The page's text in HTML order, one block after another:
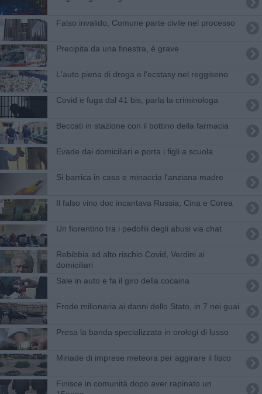
Falso invalido, Comune parte civile nel processo
Precipita da una finestra, è grave
L'auto piena di droga e l'ecstasy nel reggiseno
Covid e fuga dal 41 bis, parla la criminologa
Beccati in stazione con il bottino della farmacia
Evade dai domiciliari e porta i figli a scuola
Si barrica in casa e minaccia l'anziana madre
Il falso vino doc incantava Russia, Cina e Corea
Un fiorentino tra i pedofili degli abusi via chat
Rebibbia ad alto rischio Covid, Verdini ai
domiciliari
Sale in auto e fa il giro della cocaina
Frode milionaria ai danni dello Stato, in 7 nei guai
Presa la banda specializzata in orologi di lusso
Miriade di imprese meteora per aggirare il fisco
Finisce in comunità dopo aver rapinato un